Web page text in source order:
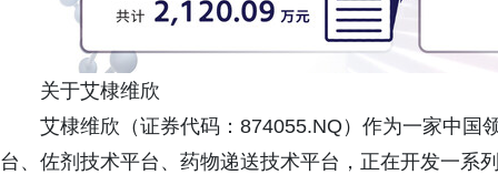
关于艾棣维欣
艾棣维欣（证券代码：874055.NQ）作为一家中国
台、佐剂技术平台、药物递送技术平台，正在开发一系